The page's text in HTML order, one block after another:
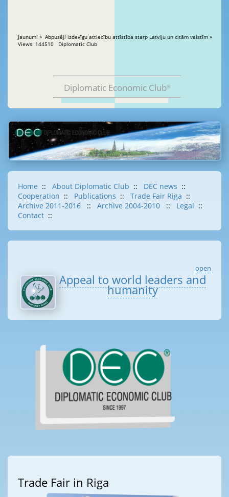
Jaunumi » Abpusēji izdevīgu attiecību attīstība starp Latviju un citām valstīm »
Views: 144510 Diplomatic Club
Diplomatic Economic Club®
Home :: About Diplomatic Club :: DEC news ::
Cooperation :: Publications :: Trade Fair Riga ::
Archive 2011-2016
:: Archive 2004-2010 :: Legal ::
Contact ::
open
Appeal to world leaders and
humanity
Trade Fair in Riga